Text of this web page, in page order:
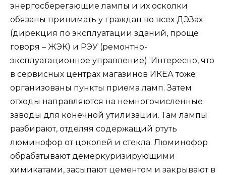
энергосберегающие лампы и их осколки
обязаны принимать у граждан во всех ДЭЗах
(дирекция по эксплуатации зданий, проще
говоря – ЖЭК) и РЭУ (ремонтно-
эксплуатационное управление). Интересно, что
в сервисных центрах магазинов ИКЕА тоже
организованы пункты приема ламп. Затем
отходы направляются на немногочисленные
заводы для конечной утилизации. Там лампы
разбирают, отделяя содержащий ртуть
люминофор от цоколей и стекла. Люминофор
обрабатывают демеркуризирующими
химикатами, засыпают цементом и закрывают в